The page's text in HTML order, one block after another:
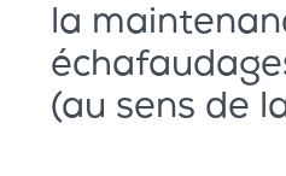
la
(au sens de